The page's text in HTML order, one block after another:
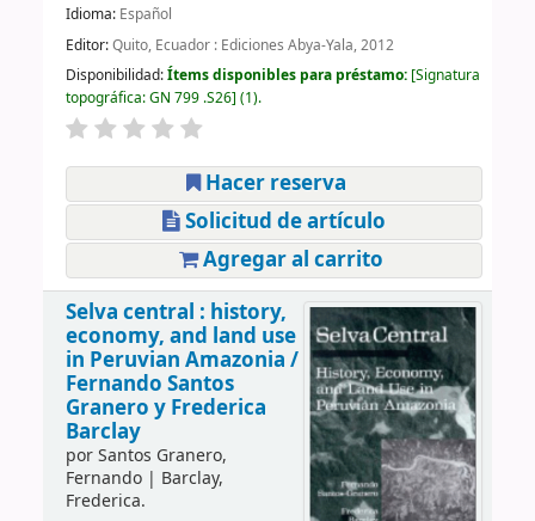
Idioma: Español
Editor:Quito, Ecuador : Ediciones Abya-Yala, 2012
Disponibilidad:Ítems disponibles para préstamo: Signatura
topográfica:GN 799 .S26 (1).
Hacer reserva
Solicitud de artículo
Agregar al carrito
Selva central : history,
economy, and land use
in Peruvian Amazonia /
Fernando Santos
Granero y Frederica
Barclay
porSantos Granero,
Fernando| Barclay,
Frederica.